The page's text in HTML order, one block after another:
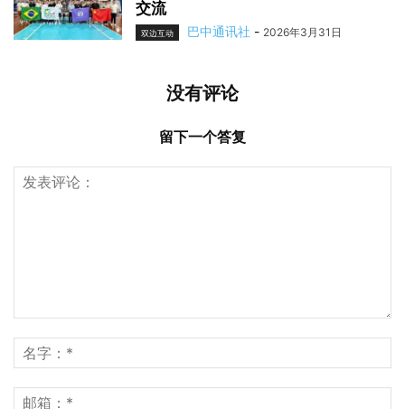
交流
双边互动 巴中通讯社 - 2026年3月31日
没有评论
留下一个答复